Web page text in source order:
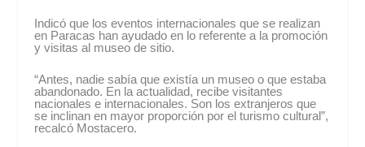
Indicó que los eventos internacionales que se realizan
en Paracas han ayudado en lo referente a la promoción
y visitas al museo de sitio.
“Antes, nadie sabía que existía un museo o que estaba
abandonado. En la actualidad, recibe visitantes
nacionales e internacionales. Son los extranjeros que
se inclinan en mayor proporción por el turismo cultural”,
recalcó Mostacero.